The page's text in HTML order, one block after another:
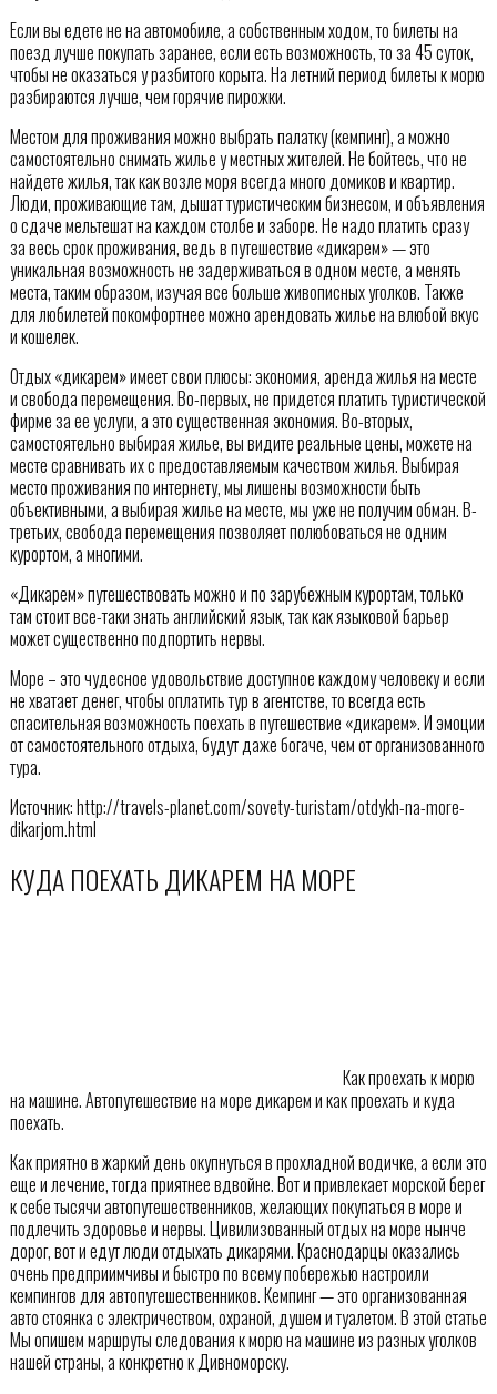
Если вы едете не на автомобиле, а собственным ходом, то билеты на
поезд лучше покупать заранее, если есть возможность, то за 45 суток,
чтобы не оказаться у разбитого корыта. На летний период билеты к морю
разбираются лучше, чем горячие пирожки.
Местом для проживания можно выбрать палатку (кемпинг), а можно
самостоятельно снимать жилье у местных жителей. Не бойтесь, что не
найдете жилья, так как возле моря всегда много домиков и квартир.
Люди, проживающие там, дышат туристическим бизнесом, и объявления
о сдаче мельтешат на каждом столбе и заборе. Не надо платить сразу
за весь срок проживания, ведь в путешествие «дикарем» — это
уникальная возможность не задерживаться в одном месте, а менять
места, таким образом, изучая все больше живописных уголков. Также
для любилетей покомфортнее можно арендовать жилье на влюбой вкус
и кошелек.
Отдых «дикарем» имеет свои плюсы: экономия, аренда жилья на месте
и свобода перемещения. Во-первых, не придется платить туристической
фирме за ее услуги, а это существенная экономия. Во-вторых,
самостоятельно выбирая жилье, вы видите реальные цены, можете на
месте сравнивать их с предоставляемым качеством жилья. Выбирая
место проживания по интернету, мы лишены возможности быть
объективными, а выбирая жилье на месте, мы уже не получим обман. В-
третьих, свобода перемещения позволяет полюбоваться не одним
курортом, а многими.
«Дикарем» путешествовать можно и по зарубежным курортам, только
там стоит все-таки знать английский язык, так как языковой барьер
может существенно подпортить нервы.
Море – это чудесное удовольствие доступное каждому человеку и если
не хватает денег, чтобы оплатить тур в агентстве, то всегда есть
спасительная возможность поехать в путешествие «дикарем». И эмоции
от самостоятельного отдыха, будут даже богаче, чем от организованного
тура.
Источник: http://travels-planet.com/sovety-turistam/otdykh-na-more-
dikarjom.html
КУДА ПОЕХАТЬ ДИКАРЕМ НА МОРЕ
Как проехать к морю
на машине. Автопутешествие на море дикарем и как проехать и куда
поехать.
Как приятно в жаркий день окупнуться в прохладной водичке, а если это
еще и лечение, тогда приятнее вдвойне. Вот и привлекает морской берег
к себе тысячи автопутешественников, желающих покупаться в море и
подлечить здоровье и нервы. Цивилизованный отдых на море нынче
дорог, вот и едут люди отдыхать дикарями. Краснодарцы оказались
очень предприимчивы и быстро по всему побережью настроили
кемпингов для автопутешественников. Кемпинг — это организованная
авто стоянка с электричеством, охраной, душем и туалетом. В этой статье
Мы опишем маршруты следования к морю на машине из разных уголков
нашей страны, а конкретно к Дивноморску.